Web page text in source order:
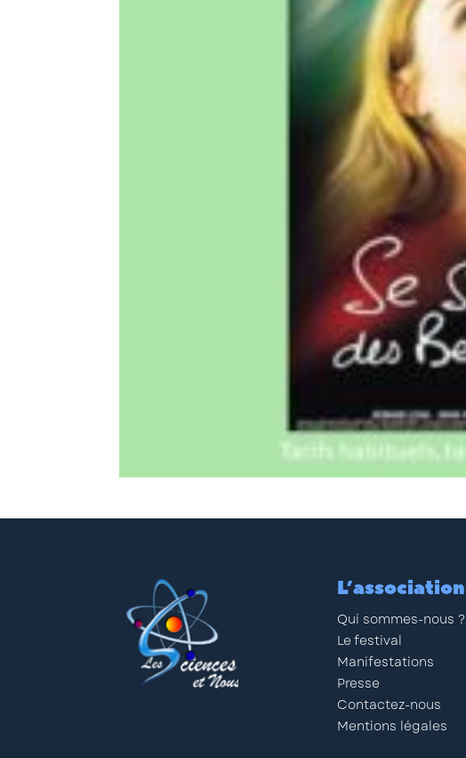
L’association
Qui sommes-nous ?
Le festival
Manifestations
Presse
Contactez-nous
Mentions légales